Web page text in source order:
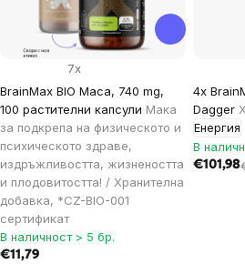
BrainMax BIO Maca, 740 mg,
100 растителни капсули Мака
за подкрепа на физическото и
психическото здраве,
издръжливостта, жизнеността
и плодовитостта! / Хранителна
добавка, *CZ-BIO-001
сертификат
7x
В наличност > 5 бр.
€11,79
4x
Dagger
Енергия
В
€101,98